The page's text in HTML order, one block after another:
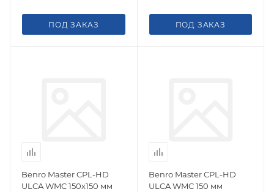
ПОД ЗАКАЗ ПОД ЗАКАЗ
Benro Master CPL-HD
ULCA WMC 150x150 мм
Benro Master CPL-HD
ULCA WMC 150 мм